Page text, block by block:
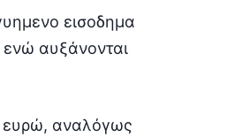
εισοδημα
αυξάνονται
ευρώ, αναλόγως